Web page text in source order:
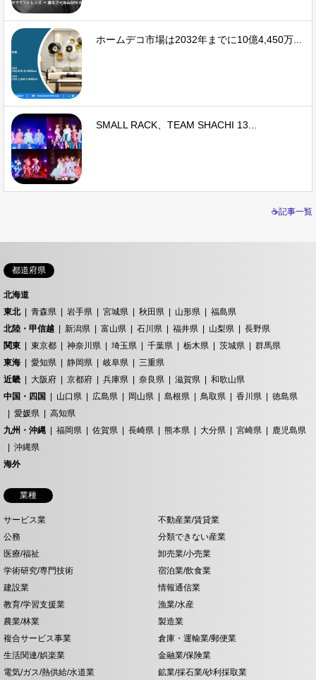
ホームデコ市場は2032年までに10億4,450万...
SMALL RACK、TEAM SHACHI 13...
☕記事一覧
都道府県
北海道
東北
青森県 岩手県 宮城県 秋田県 山形県
福島県
北陸・甲信越
新潟県 富山県 石川県 福井県 山梨県
長野県
関東
東京都 神奈川県 埼玉県 千葉県 栃木県 茨城県
群馬県
東海
愛知県 静岡県 岐阜県
三重県
近畿
大阪府 京都府 兵庫県 奈良県 滋賀県
和歌山県
中国・四国
山口県 広島県 岡山県 島根県 鳥取県 香川県
徳島県
愛媛県
高知県
九州・沖縄
福岡県 佐賀県 長崎県 熊本県 大分県 宮崎県
鹿児島県
沖縄県
海外
業種
サービス業
不動産業/賃貸業
公務
分類できない産業
医療/福祉
卸売業/小売業
学術研究/専門技術
宿泊業/飲食業
建設業
情報通信業
教育/学習支援業
漁業/水産
農業/林業
製造業
複合サービス事業
倉庫・運輸業/郵便業
生活関連/娯楽業
金融業/保険業
電気/ガス/熱供給/水道業
鉱業/採石業/砂利採取業